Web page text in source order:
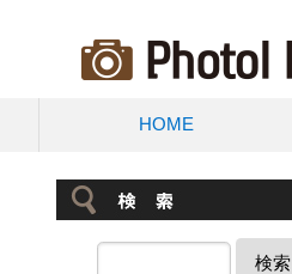
HOME
検索